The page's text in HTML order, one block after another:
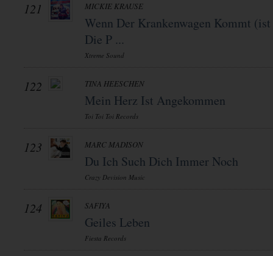
121 MICKIE KRAUSE
Wenn Der Krankenwagen Kommt (ist
Die P ...
Xtreme Sound
122 TINA HEESCHEN
Mein Herz Ist Angekommen
Toi Toi Toi Records
123 MARC MADISON
Du Ich Such Dich Immer Noch
Crazy Devision Music
124 SAFIYA
Geiles Leben
Fiesta Records